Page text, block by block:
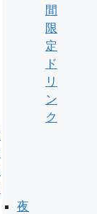
間
限
定
ド
リ
ン
ク
夜